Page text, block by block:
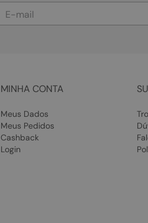
MINHA CONTA
Meus Dados
Meus Pedidos
Cashback
Login